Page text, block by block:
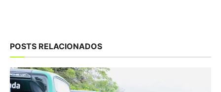
POSTS RELACIONADOS